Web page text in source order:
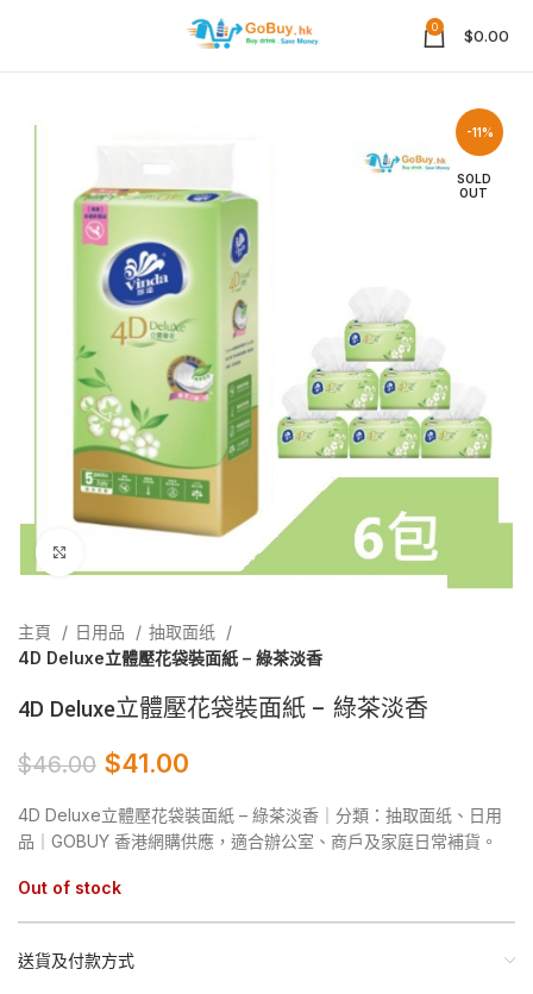
0 $0.00
-11%
SOLD
OUT
主頁 日用品
抽取面纸
4D Deluxe立體壓花袋裝面紙 – 綠茶淡香
4D Deluxe立體壓花袋裝面紙 – 綠茶淡香
$46.00 $41.00
4D Deluxe立體壓花袋裝面紙 – 綠茶淡香｜分類：抽取面纸、日用
品｜GOBUY 香港網購供應，適合辦公室、商戶及家庭日常補貨。
Out of stock
送貨及付款方式